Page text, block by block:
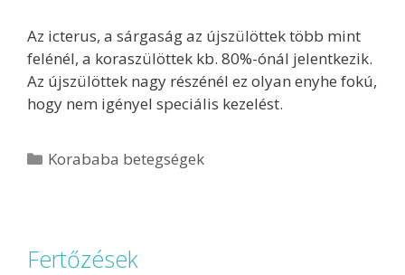
Az icterus, a sárgaság az újszülöttek több mint
felénél, a koraszülöttek kb. 80%-ónál jelentkezik.
Az újszülöttek nagy részénél ez olyan enyhe fokú,
hogy nem igényel speciális kezelést.
Korababa betegségek
Fertőzések